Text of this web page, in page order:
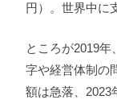
円）。世界中に
ところが2019
字や経営体制の
額は急落、2023